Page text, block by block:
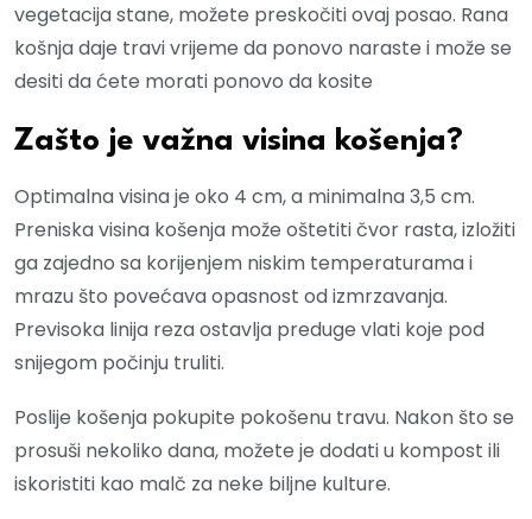
vegetacija stane, možete preskočiti ovaj posao. Rana
košnja daje travi vrijeme da ponovo naraste i može se
desiti da ćete morati ponovo da kosite
Zašto je važna visina košenja?
Optimalna visina je oko 4 cm, a minimalna 3,5 cm.
Preniska visina košenja može oštetiti čvor rasta, izložiti
ga zajedno sa korijenjem niskim temperaturama i
mrazu što povećava opasnost od izmrzavanja.
Previsoka linija reza ostavlja preduge vlati koje pod
snijegom počinju truliti.
Poslije košenja pokupite pokošenu travu. Nakon što se
prosuši nekoliko dana, možete je dodati u kompost ili
iskoristiti kao malč za neke biljne kulture.